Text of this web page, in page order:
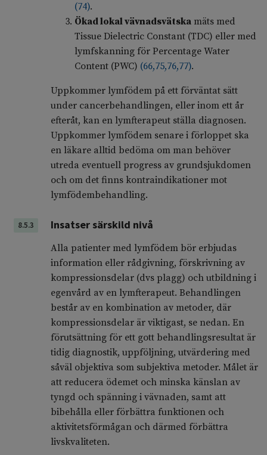
(74).
Ökad lokal vävnadsvätskamäts med
Tissue Dielectric Constant (TDC) eller med
lymfskanning för Percentage Water
Content (PWC) (66,75,76,77).
Uppkommer lymfödem på ett förväntat sätt
under cancerbehandlingen, eller inom ett år
efteråt, kan en lymfterapeut ställa diagnosen.
Uppkommer lymfödem senare i förloppet ska
en läkare alltid bedöma om man behöver
utreda eventuell progress av grundsjukdomen
och om det finns kontraindikationer mot
lymfödembehandling.
8.5.3 Insatser särskild nivå
Alla patienter med lymfödem bör erbjudas
information eller rådgivning, förskrivning av
kompressionsdelar (dvs plagg) och utbildning i
egenvård av en lymfterapeut. Behandlingen
består av en kombination av metoder, där
kompressionsdelar är viktigast, se nedan. En
förutsättning för ett gott behandlingsresultat är
tidig diagnostik, uppföljning, utvärdering med
såväl objektiva som subjektiva metoder. Målet är
att reducera ödemet och minska känslan av
tyngd och spänning i vävnaden, samt att
bibehålla eller förbättra funktionen och
aktivitetsförmågan och därmed förbättra
livskvaliteten.